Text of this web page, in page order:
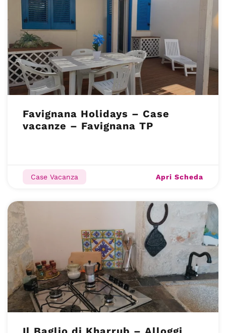
Favignana Holidays – Case
vacanze – Favignana TP
Case Vacanza Apri Scheda